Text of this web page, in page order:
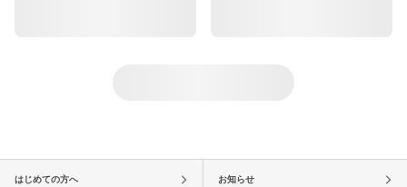
はじめての方へ お知らせ